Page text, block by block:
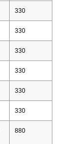
330
330
330
330
330
330
880